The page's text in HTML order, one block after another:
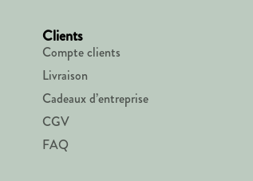
Clients
Compte clients
Livraison
Cadeaux d’entreprise
CGV
FAQ